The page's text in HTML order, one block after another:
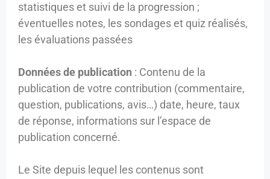
statistiques et suivi de la progression ;
éventuelles notes, les sondages et quiz réalisés,
les évaluations passées
Données de publication : Contenu de la
publication de votre contribution (commentaire,
question, publications, avis…) date, heure, taux
de réponse, informations sur l’espace de
publication concerné.
Le Site depuis lequel les contenus sont